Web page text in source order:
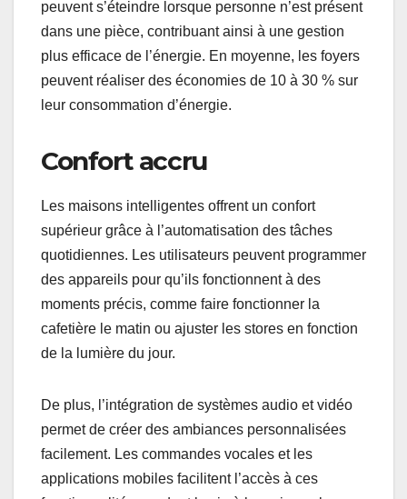
peuvent s’éteindre lorsque personne n’est présent
dans une pièce, contribuant ainsi à une gestion
plus efficace de l’énergie. En moyenne, les foyers
peuvent réaliser des économies de 10 à 30 % sur
leur consommation d’énergie.
Confort accru
Les maisons intelligentes offrent un confort
supérieur grâce à l’automatisation des tâches
quotidiennes. Les utilisateurs peuvent programmer
des appareils pour qu’ils fonctionnent à des
moments précis, comme faire fonctionner la
cafetière le matin ou ajuster les stores en fonction
de la lumière du jour.
De plus, l’intégration de systèmes audio et vidéo
permet de créer des ambiances personnalisées
facilement. Les commandes vocales et les
applications mobiles facilitent l’accès à ces